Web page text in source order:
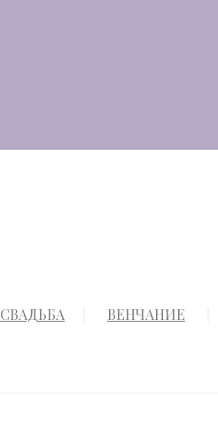
СВАДЬБА ВЕНЧАНИЕ